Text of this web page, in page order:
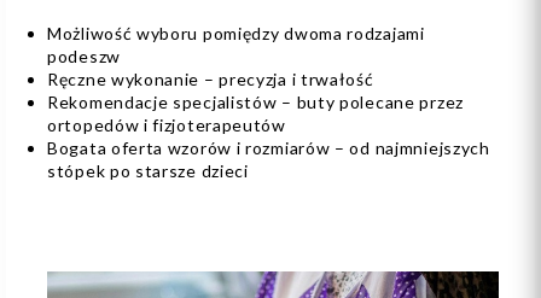
Możliwość wyboru pomiędzy dwoma rodzajami
podeszw
Ręczne wykonanie – precyzja i trwałość
Rekomendacje specjalistów – buty polecane przez
ortopedów i fizjoterapeutów
Bogata oferta wzorów i rozmiarów – od najmniejszych
stópek po starsze dzieci